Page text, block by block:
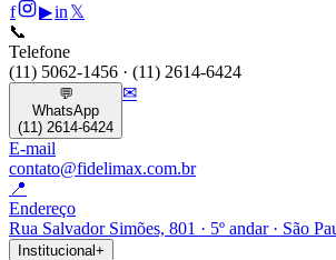
f ▶in 𝕏
📞
Telefone
(11) 5062-1456 · (11) 2614-6424
💬
WhatsApp
(11) 2614-6424
✉
E-mail
contato@fidelimax.com.br
📍
Endereço
Rua Salvador Simões, 801 · 5º andar · São
Institucional +